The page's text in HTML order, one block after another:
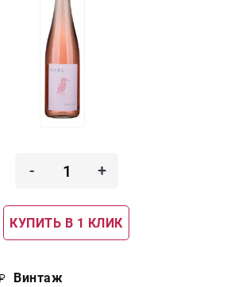
- +
КУПИТЬ В 1 КЛИК
Винтаж